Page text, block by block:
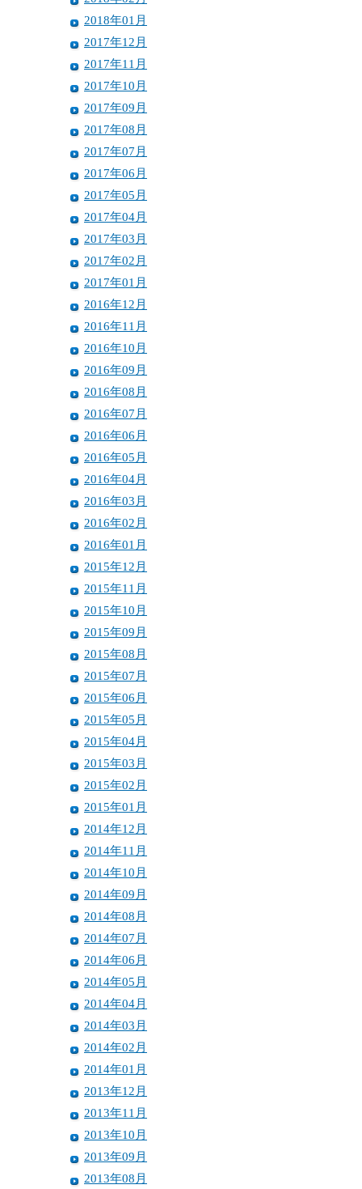
2018年01月
2017年12月
2017年11月
2017年10月
2017年09月
2017年08月
2017年07月
2017年06月
2017年05月
2017年04月
2017年03月
2017年02月
2017年01月
2016年12月
2016年11月
2016年10月
2016年09月
2016年08月
2016年07月
2016年06月
2016年05月
2016年04月
2016年03月
2016年02月
2016年01月
2015年12月
2015年11月
2015年10月
2015年09月
2015年08月
2015年07月
2015年06月
2015年05月
2015年04月
2015年03月
2015年02月
2015年01月
2014年12月
2014年11月
2014年10月
2014年09月
2014年08月
2014年07月
2014年06月
2014年05月
2014年04月
2014年03月
2014年02月
2014年01月
2013年12月
2013年11月
2013年10月
2013年09月
2013年08月